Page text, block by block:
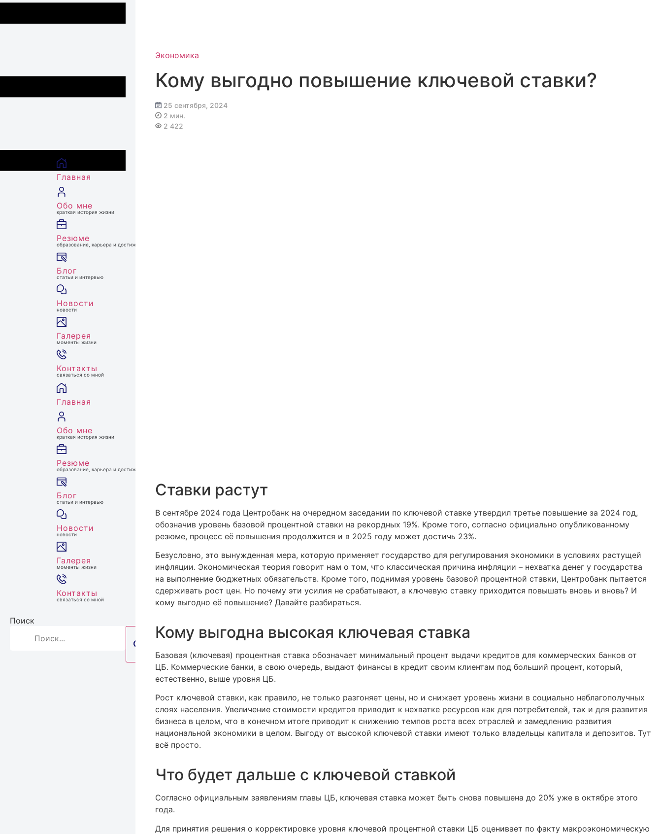
Главная
Обо мне
краткая история жизни
Резюме
образование, карьера и достижения
Блог
статьи и интервью
Новости
новости
Галерея
моменты жизни
Контакты
связаться со мной
Главная
Обо мне
краткая история жизни
Резюме
образование, карьера и достижения
Блог
статьи и интервью
Новости
новости
Галерея
моменты жизни
Контакты
связаться со мной
Поиск
Экономика
Кому выгодно повышение ключевой ставки?
25 сентября, 2024
2 мин.
2 422
Ставки растут
В сентябре 2024 года Центробанк на очередном заседании по ключевой ставке утвердил третье повышение за 2024 год,
обозначив уровень базовой процентной ставки на рекордных 19%. Кроме того, согласно официально опубликованному
резюме, процесс её повышения продолжится и в 2025 году может достичь 23%.
Безусловно, это вынужденная мера, которую применяет государство для регулирования экономики в условиях растущей
инфляции. Экономическая теория говорит нам о том, что классическая причина инфляции – нехватка денег у государства
на выполнение бюджетных обязательств. Кроме того, поднимая уровень базовой процентной ставки, Центробанк пытается
сдерживать рост цен. Но почему эти усилия не срабатывают, а ключевую ставку приходится повышать вновь и вновь? И
кому выгодно её повышение? Давайте разбираться.
Кому выгодна высокая ключевая ставка
Базовая (ключевая) процентная ставка обозначает минимальный процент выдачи кредитов для коммерческих банков от
ЦБ. Коммерческие банки, в свою очередь, выдают финансы в кредит своим клиентам под больший процент, который,
естественно, выше уровня ЦБ.
Рост ключевой ставки, как правило, не только разгоняет цены, но и снижает уровень жизни в социально неблагополучных
слоях населения. Увеличение стоимости кредитов приводит к нехватке ресурсов как для потребителей, так и для развития
бизнеса в целом, что в конечном итоге приводит к снижению темпов роста всех отраслей и замедлению развития
национальной экономики в целом. Выгоду от высокой ключевой ставки имеют только владельцы капитала и депозитов. Тут
всё просто.
Что будет дальше с ключевой ставкой
Согласно официальным заявлениям главы ЦБ, ключевая ставка может быть снова повышена до 20% уже в октябре этого
года.
Для принятия решения о корректировке уровня ключевой процентной ставки ЦБ оценивает по факту макроэкономическую